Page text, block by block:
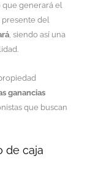
que generará el
presente del
, siendo así una
ganancias
que buscan
de caja